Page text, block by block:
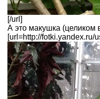
[/url]
А это макушка (целиком
[url=http://fotki.yandex.ru/